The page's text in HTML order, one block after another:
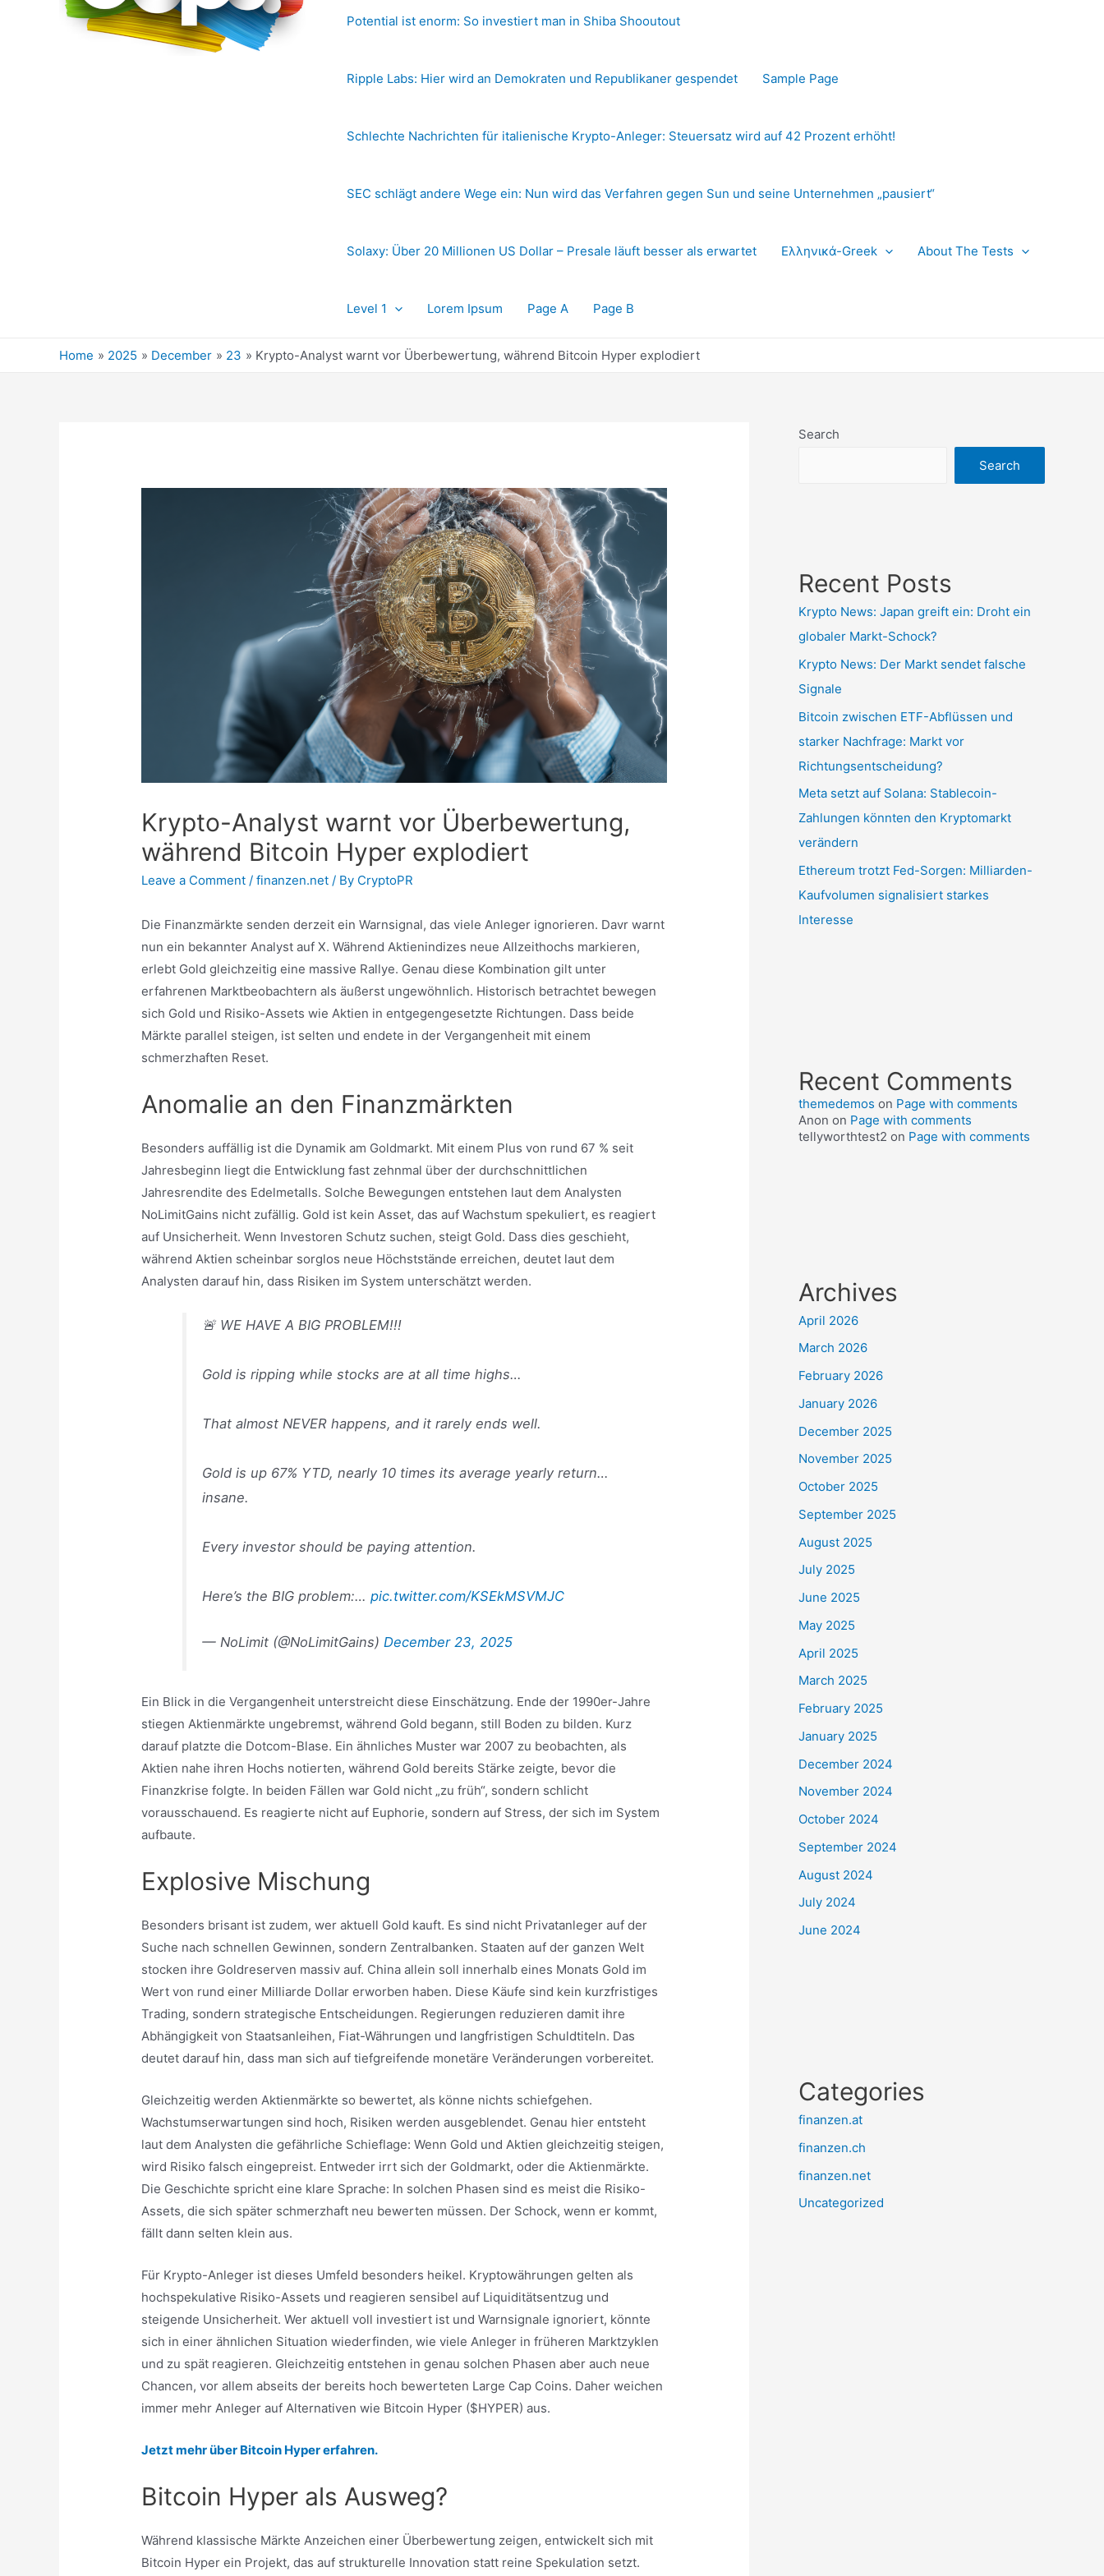
Potential ist enorm: So investiert man in Shiba Shooutout
Ripple Labs: Hier wird an Demokraten und Republikaner gespendet Sample Page
Schlechte Nachrichten für italienische Krypto-Anleger: Steuersatz wird auf 42 Prozent erhöht!
SEC schlägt andere Wege ein: Nun wird das Verfahren gegen Sun und seine Unternehmen „pausiert“
Solaxy: Über 20 Millionen US Dollar – Presale läuft besser als erwartet Ελληνικά-Greek About The Tests
Level 1 Lorem Ipsum Page A Page B
Home 2025 December 23 Krypto-Analyst warnt vor Überbewertung, während Bitcoin Hyper explodiert
Krypto-Analyst warnt vor Überbewertung,
während Bitcoin Hyper explodiert
Leave a Comment /finanzen.net / By CryptoPR
Die Finanzmärkte senden derzeit ein Warnsignal, das viele Anleger ignorieren. Davr warnt
nun ein bekannter Analyst auf X. Während Aktienindizes neue Allzeithochs markieren,
erlebt Gold gleichzeitig eine massive Rallye. Genau diese Kombination gilt unter
erfahrenen Marktbeobachtern als äußerst ungewöhnlich. Historisch betrachtet bewegen
sich Gold und Risiko-Assets wie Aktien in entgegengesetzte Richtungen. Dass beide
Märkte parallel steigen, ist selten und endete in der Vergangenheit mit einem
schmerzhaften Reset.
Anomalie an den Finanzmärkten
Besonders auffällig ist die Dynamik am Goldmarkt. Mit einem Plus von rund 67 % seit
Jahresbeginn liegt die Entwicklung fast zehnmal über der durchschnittlichen
Jahresrendite des Edelmetalls. Solche Bewegungen entstehen laut dem Analysten
NoLimitGains nicht zufällig. Gold ist kein Asset, das auf Wachstum spekuliert, es reagiert
auf Unsicherheit. Wenn Investoren Schutz suchen, steigt Gold. Dass dies geschieht,
während Aktien scheinbar sorglos neue Höchststände erreichen, deutet laut dem
Analysten darauf hin, dass Risiken im System unterschätzt werden.
🚨 WE HAVE A BIG PROBLEM!!!
Gold is ripping while stocks are at all time highs…
That almost NEVER happens, and it rarely ends well.
Gold is up 67% YTD, nearly 10 times its average yearly return…
insane.
Every investor should be paying attention.
Here’s the BIG problem:…pic.twitter.com/KSEkMSVMJC
— NoLimit (@NoLimitGains) December 23, 2025
Ein Blick in die Vergangenheit unterstreicht diese Einschätzung. Ende der 1990er-Jahre
stiegen Aktienmärkte ungebremst, während Gold begann, still Boden zu bilden. Kurz
darauf platzte die Dotcom-Blase. Ein ähnliches Muster war 2007 zu beobachten, als
Aktien nahe ihren Hochs notierten, während Gold bereits Stärke zeigte, bevor die
Finanzkrise folgte. In beiden Fällen war Gold nicht „zu früh“, sondern schlicht
vorausschauend. Es reagierte nicht auf Euphorie, sondern auf Stress, der sich im System
aufbaute.
Explosive Mischung
Besonders brisant ist zudem, wer aktuell Gold kauft. Es sind nicht Privatanleger auf der
Suche nach schnellen Gewinnen, sondern Zentralbanken. Staaten auf der ganzen Welt
stocken ihre Goldreserven massiv auf. China allein soll innerhalb eines Monats Gold im
Wert von rund einer Milliarde Dollar erworben haben. Diese Käufe sind kein kurzfristiges
Trading, sondern strategische Entscheidungen. Regierungen reduzieren damit ihre
Abhängigkeit von Staatsanleihen, Fiat-Währungen und langfristigen Schuldtiteln. Das
deutet darauf hin, dass man sich auf tiefgreifende monetäre Veränderungen vorbereitet.
Gleichzeitig werden Aktienmärkte so bewertet, als könne nichts schiefgehen.
Wachstumserwartungen sind hoch, Risiken werden ausgeblendet. Genau hier entsteht
laut dem Analysten die gefährliche Schieflage: Wenn Gold und Aktien gleichzeitig steigen,
wird Risiko falsch eingepreist. Entweder irrt sich der Goldmarkt, oder die Aktienmärkte.
Die Geschichte spricht eine klare Sprache: In solchen Phasen sind es meist die Risiko-
Assets, die sich später schmerzhaft neu bewerten müssen. Der Schock, wenn er kommt,
fällt dann selten klein aus.
Für Krypto-Anleger ist dieses Umfeld besonders heikel. Kryptowährungen gelten als
hochspekulative Risiko-Assets und reagieren sensibel auf Liquiditätsentzug und
steigende Unsicherheit. Wer aktuell voll investiert ist und Warnsignale ignoriert, könnte
sich in einer ähnlichen Situation wiederfinden, wie viele Anleger in früheren Marktzyklen
und zu spät reagieren. Gleichzeitig entstehen in genau solchen Phasen aber auch neue
Chancen, vor allem abseits der bereits hoch bewerteten Large Cap Coins. Daher weichen
immer mehr Anleger auf Alternativen wie Bitcoin Hyper ($HYPER) aus.
Jetzt mehr über Bitcoin Hyper erfahren.
Bitcoin Hyper als Ausweg?
Während klassische Märkte Anzeichen einer Überbewertung zeigen, entwickelt sich mit
Bitcoin Hyper ein Projekt, das auf strukturelle Innovation statt reine Spekulation setzt.
Search
Search
Recent Posts
Krypto News: Japan greift ein: Droht ein
globaler Markt-Schock?
Krypto News: Der Markt sendet falsche
Signale
Bitcoin zwischen ETF-Abflüssen und
starker Nachfrage: Markt vor
Richtungsentscheidung?
Meta setzt auf Solana: Stablecoin-
Zahlungen könnten den Kryptomarkt
verändern
Ethereum trotzt Fed-Sorgen: Milliarden-
Kaufvolumen signalisiert starkes
Interesse
Recent Comments
themedemos on Page with comments
Anon on Page with comments
tellyworthtest2 on Page with comments
Archives
April 2026
March 2026
February 2026
January 2026
December 2025
November 2025
October 2025
September 2025
August 2025
July 2025
June 2025
May 2025
April 2025
March 2025
February 2025
January 2025
December 2024
November 2024
October 2024
September 2024
August 2024
July 2024
June 2024
Categories
finanzen.at
finanzen.ch
finanzen.net
Uncategorized